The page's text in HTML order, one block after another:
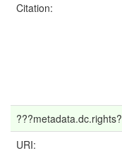
Citation:
URI: